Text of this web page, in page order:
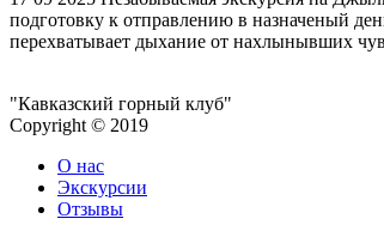
подготовку к отправлению в назначеный
перехватывает дыхание от нахлынывших
"Кавказский горный клуб"
Copyright © 2019
О нас
Экскурсии
Отзывы